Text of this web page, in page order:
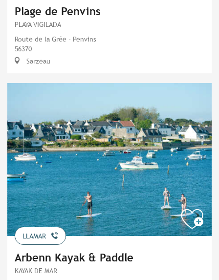
Plage de Penvins
PLAYA VIGILADA
Route de la Grée - Penvins
56370
Sarzeau
LLAMAR
Arbenn Kayak & Paddle
KAYAK DE MAR